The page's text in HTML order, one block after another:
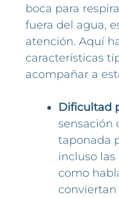
boca para
fuera del agua,
atención. Aquí
características
acompañar a
Dificultad
sensación
taponada
incluso las
como
conviertan